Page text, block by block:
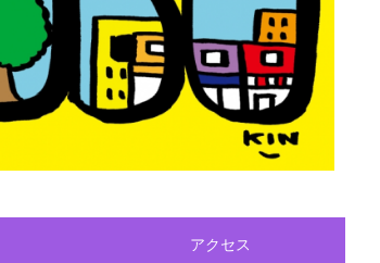
アクセス